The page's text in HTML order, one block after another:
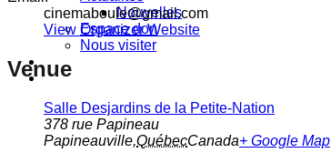
Nouvelles
Espace don
Nous visiter
cinemaboule@gmail.com
View Organizer Website
Venue
Salle Desjardins de la Petite-Nation
378 rue Papineau
Papineauville,QuébecCanada+ Google Map